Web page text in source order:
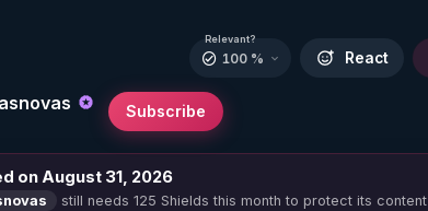
Subscribe
Relevant?
100 % React
on August 31, 2026
still needs 125 Shields this month to protect its content